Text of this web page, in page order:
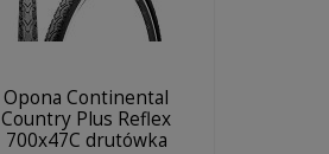
Opona Continental
Country Plus Reflex
700x47C drutówka